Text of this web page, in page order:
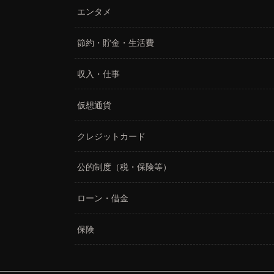
エンタメ
節約・貯金・生活費
収入・仕事
仮想通貨
クレジットカード
公的制度（税・保険等）
ローン・借金
保険